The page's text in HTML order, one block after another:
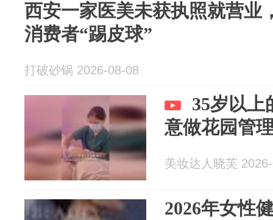
西安一家医美未获执照就营业
消费者“踢皮球”
打破砂锅 2026-08-08
35岁以上
意做花园管
美妆达人晓芙
2026年女性